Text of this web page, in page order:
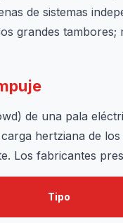
de sistemas
grandes
de una pala
hertziana de
Los fabricantes
Tipo